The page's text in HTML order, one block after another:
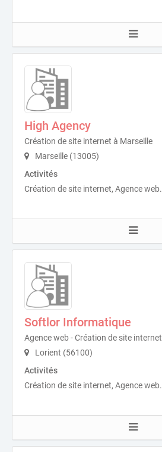
High Agency
Création de site internet à Marseille
Marseille (13005)
Activités
Création de site internet, Agence web.
Softlor Informatique
Agence web - Création de site internet
Lorient (56100)
Activités
Création de site internet, Agence web.